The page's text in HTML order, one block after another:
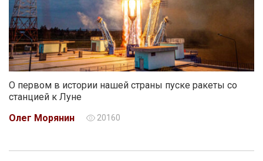
О первом в истории нашей страны пуске ракеты со
станцией к Луне
Олег Морянин
20160